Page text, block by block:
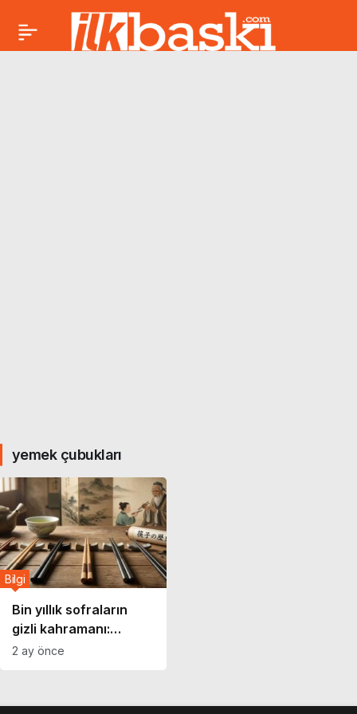
yemek çubukları
Bin yıllık sofraların
gizli kahramanı:
Yemek çubukları
Bilgi
2 ay önce